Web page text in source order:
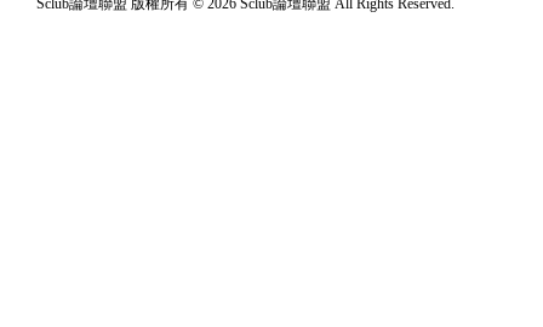
Sclub論壇聯盟 版權所有 © 2026 Sclub論壇聯盟 All Rights Reserved.